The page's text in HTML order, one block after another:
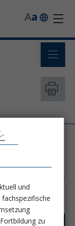
a
A
Medizin
Bild typisch?
und
zu